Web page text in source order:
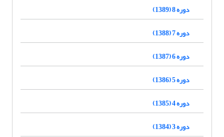
دوره 8 (1389)
دوره 7 (1388)
دوره 6 (1387)
دوره 5 (1386)
دوره 4 (1385)
دوره 3 (1384)